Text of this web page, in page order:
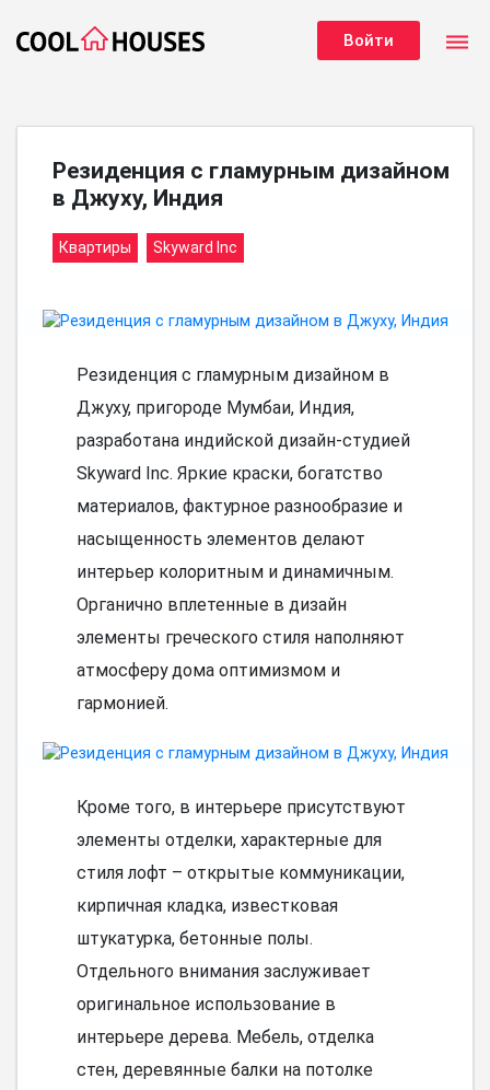
Войти dehaze
Резиденция с гламурным дизайном
в Джуху, Индия
Квартиры Skyward Inc
Резиденция с гламурным дизайном в
Джуху, пригороде Мумбаи, Индия,
разработана индийской дизайн-студией
Skyward Inc. Яркие краски, богатство
материалов, фактурное разнообразие и
насыщенность элементов делают
интерьер колоритным и динамичным.
Органично вплетенные в дизайн
элементы греческого стиля наполняют
атмосферу дома оптимизмом и
гармонией.
Кроме того, в интерьере присутствуют
элементы отделки, характерные для
стиля лофт – открытые коммуникации,
кирпичная кладка, известковая
штукатурка, бетонные полы.
Отдельного внимания заслуживает
оригинальное использование в
интерьере дерева. Мебель, отделка
стен, деревянные балки на потолке